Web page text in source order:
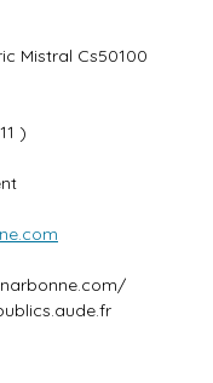
Mistral Cs50100
)